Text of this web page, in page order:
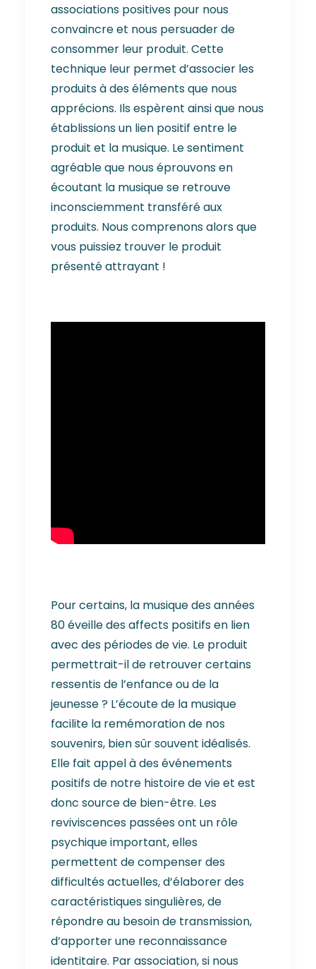
associations positives pour nous
convaincre et nous persuader de
consommer leur produit. Cette
technique leur permet d’associer les
produits à des éléments que nous
apprécions. Ils espèrent ainsi que nous
établissions un lien positif entre le
produit et la musique. Le sentiment
agréable que nous éprouvons en
écoutant la musique se retrouve
inconsciemment transféré aux
produits. Nous comprenons alors que
vous puissiez trouver le produit
présenté attrayant !
Pour certains, la musique des années
80 éveille des affects positifs en lien
avec des périodes de vie. Le produit
permettrait-il de retrouver certains
ressentis de l’enfance ou de la
jeunesse ? L’écoute de la musique
facilite la remémoration de nos
souvenirs, bien sûr souvent idéalisés.
Elle fait appel à des événements
positifs de notre histoire de vie et est
donc source de bien-être. Les
reviviscences passées ont un rôle
psychique important, elles
permettent de compenser des
difficultés actuelles, d’élaborer des
caractéristiques singulières, de
répondre au besoin de transmission,
d’apporter une reconnaissance
identitaire. Par association, si nous